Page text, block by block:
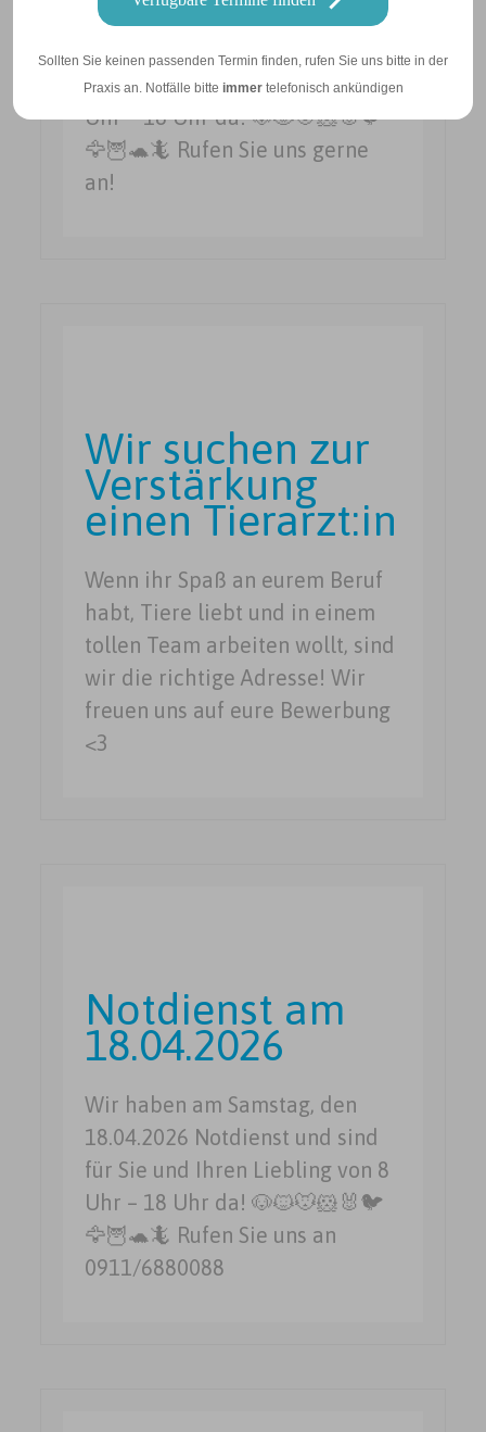
Sollten Sie keinen passenden Termin finden, rufen Sie uns bitte in der
Praxis an. Notfälle bitte immertelefonisch ankündigen
Wir haben am Samstag, den
09.05.2026 Notdienst und sind
für Sie und Ihren Liebling von 8
Uhr – 18 Uhr da! 🐶🐱🐭🐹🐰🐦
🦅🦉🐢🦎 Rufen Sie uns gerne
an!
Wir suchen zur
Verstärkung
einen Tierarzt:in
Wenn ihr Spaß an eurem Beruf
habt, Tiere liebt und in einem
tollen Team arbeiten wollt, sind
wir die richtige Adresse! Wir
freuen uns auf eure Bewerbung
<3
Notdienst am
18.04.2026
Wir haben am Samstag, den
18.04.2026 Notdienst und sind
für Sie und Ihren Liebling von 8
Uhr – 18 Uhr da! 🐶🐱🐭🐹🐰🐦
🦅🦉🐢🦎 Rufen Sie uns an
0911/6880088